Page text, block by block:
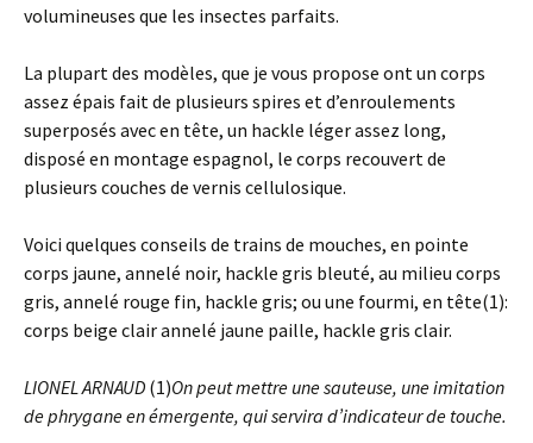
volumineuses que les insectes parfaits.
La plupart des modèles, que je vous propose ont un corps
assez épais fait de plusieurs spires et d’enroulements
superposés avec en tête, un hackle léger assez long,
disposé en montage espagnol, le corps recouvert de
plusieurs couches de vernis cellulosique.
Voici quelques conseils de trains de mouches, en pointe
corps jaune, annelé noir, hackle gris bleuté, au milieu corps
gris, annelé rouge fin, hackle gris; ou une fourmi, en tête(1):
corps beige clair annelé jaune paille, hackle gris clair.
LIONEL ARNAUD (1)On peut mettre une sauteuse, une imitation
de phrygane en émergente, qui servira d’indicateur de touche.